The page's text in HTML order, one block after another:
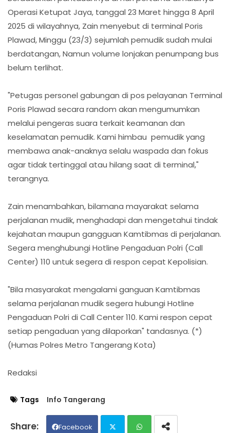
Operasi Ketupat Jaya, tanggal 23 Maret hingga 8 April
2025 di wilayahnya, Zain menyebut di terminal Poris
Plawad, Minggu (23/3) sejumlah pemudik sudah mulai
berdatangan, Namun volume lonjakan penumpang bus
belum terlihat.
"Petugas personel gabungan di pos pelayanan Terminal
Poris Plawad secara random akan mengumumkan
melalui pengeras suara terkait keamanan dan
keselamatan pemudik. Kami himbau pemudik yang
membawa anak-anaknya selalu waspada dan fokus
agar tidak tertinggal atau hilang saat di terminal,"
terangnya.
Zain menambahkan, bilamana mayarakat selama
perjalanan mudik, menghadapi dan mengetahui tindak
kejahatan maupun gangguan Kamtibmas di perjalanan.
Segera menghubungi Hotline Pengaduan Polri (Call
Center) 110 untuk segera di respon cepat Kepolisian.
"Bila masyarakat mengalami ganguan Kamtibmas
selama perjalanan mudik segera hubungi Hotline
Pengaduan Polri di Call Center 110. Kami respon cepat
setiap pengaduan yang dilaporkan" tandasnya. (*)
(Humas Polres Metro Tangerang Kota)
Redaksi
Tags Info Tangerang
Facebook